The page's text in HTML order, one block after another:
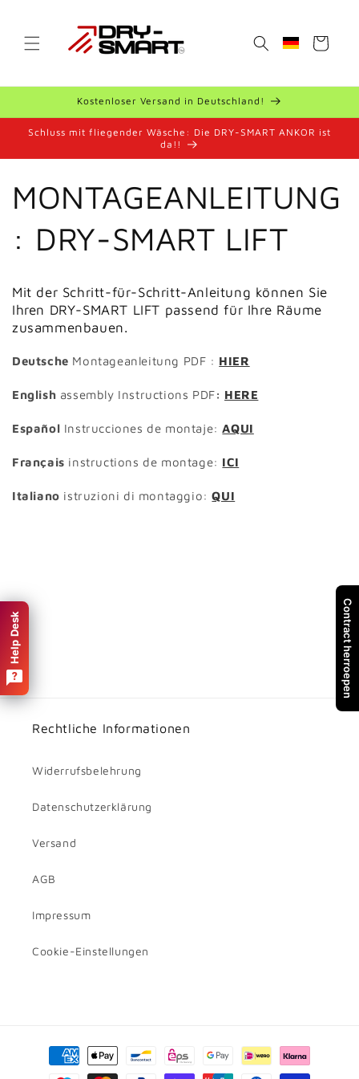
Geolocation
Winkelwagen
Kostenloser Versand in Deutschland!
Schluss mit fliegender Wäsche: Die DRY-SMART ANKOR ist
da!!
MONTAGEANLEITUNG
: DRY-SMART LIFT
Mit der Schritt-für-Schritt-Anleitung können Sie
Ihren DRY-SMART LIFT passend für Ihre Räume
zusammenbauen.
Deutsche Montageanleitung PDF : HIER
English assembly Instructions PDF: HERE
Español Instrucciones de montaje:AQUI
Français instructions de montage: ICI
Italiano istruzioni di montaggio: QUI
Rechtliche Informationen
Widerrufsbelehrung
Datenschutzerklärung
Versand
AGB
Impressum
Cookie-Einstellungen
Betaalmethoden
Help Desk Contract herroepen